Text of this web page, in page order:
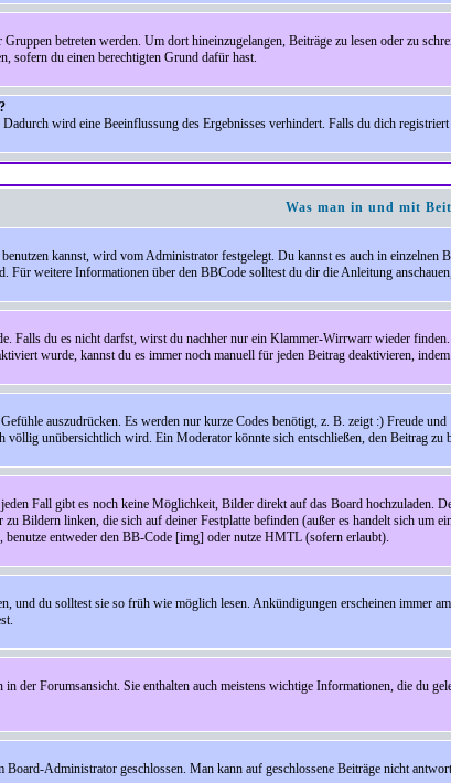
betreten werden. Um dort hineinzugelangen, Beiträge zu lesen oder zu
sofern du einen berechtigten Grund dafür hast.
wird eine Beeinflussung des Ergebnisses verhindert. Falls du dich
Was man in und mit
kannst, wird vom Administrator festgelegt. Du kannst es auch in
weitere Informationen über den BBCode solltest du dir die Anleitung
Falls du es nicht darfst, wirst du nachher nur ein Klammer-Wirrwarr wieder
wurde, kannst du es immer noch manuell für jeden Beitrag deaktivieren,
auszudrücken. Es werden nur kurze Codes benötigt, z. B. zeigt :) Freude
völlig unübersichtlich wird. Ein Moderator könnte sich entschließen, den Beitrag zu
Fall gibt es noch keine Möglichkeit, Bilder direkt auf das Board
Bildern linken, die sich auf deiner Festplatte befinden (außer es handelt sich
entweder den BB-Code [img] oder nutze HMTL (sofern erlaubt).
und du solltest sie so früh wie möglich lesen. Ankündigungen erscheinen immer
der Forumsansicht. Sie enthalten auch meistens wichtige Informationen, die du
Administrator geschlossen. Man kann auf geschlossene Beiträge nicht